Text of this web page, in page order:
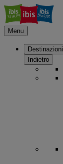
Menu
Destinazioni
Indietro